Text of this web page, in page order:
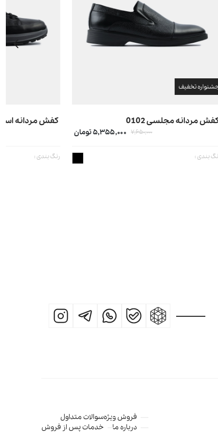
کفش مردانه اسپرت 0070
فروش ویژه
درباره ما
سوالات متداول
خدمات پس از فروش